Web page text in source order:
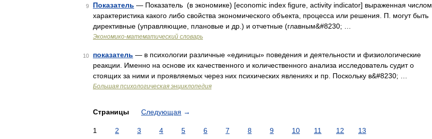
9 Показатель — Показатель (в экономике) [economic index figure, activity indicator] выраженная числом
характеристика какого либо свойства экономического объекта, процесса или решения. П. могут быть
директивные (управляющие, плановые и др.) и отчетные (главным&#8230; …
Экономико-математический словарь
10 показатель — в психологии различные «единицы» поведения и деятельности и физиологические
реакции. Именно на основе их качественного и количественного анализа исследователь судит о
стоящих за ними и проявляемых через них психических явлениях и пр. Поскольку в&#8230; …
Большая психологическая энциклопедия
Страницы Следующая →
1 2 3 4 5 6 7 8 9 10 11 12 13